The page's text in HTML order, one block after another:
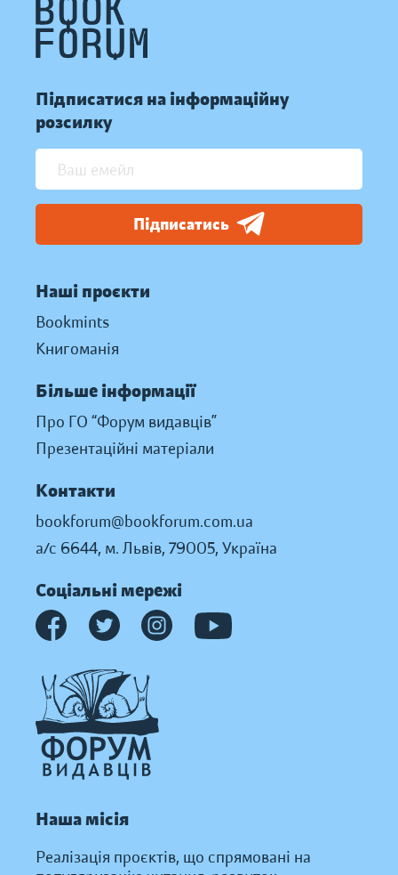
Підписатися на інформаційну
розсилку
Підписатись
Наші проєкти
Bookmints
Книгоманія
Більше інформації
Про ГО “Форум видавців”
Презентаційні матеріали
Контакти
bookforum@bookforum.com.ua
а/с 6644, м. Львів, 79005, Україна
Соціальні мережі
Наша місія
Реалізація проєктів, що спрямовані на